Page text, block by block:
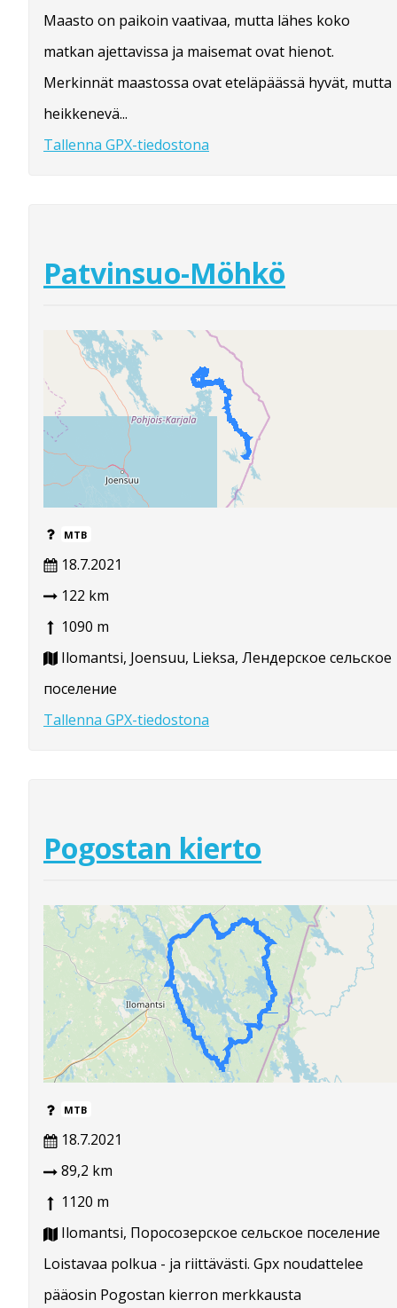
Maasto on paikoin vaativaa, mutta lähes koko
matkan ajettavissa ja maisemat ovat hienot.
Merkinnät maastossa ovat eteläpäässä hyvät, mutta
heikkenevä...
Tallenna GPX-tiedostona
Patvinsuo-Möhkö
MTB
18.7.2021
122 km
1090 m
Ilomantsi, Joensuu, Lieksa, Лендерское сельское
поселение
Tallenna GPX-tiedostona
Pogostan kierto
MTB
18.7.2021
89,2 km
1120 m
Ilomantsi, Поросозерское сельское поселение
Loistavaa polkua - ja riittävästi. Gpx noudattelee
pääosin Pogostan kierron merkkausta